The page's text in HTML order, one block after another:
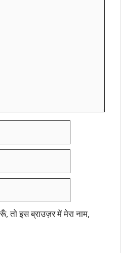
तो इस ब्राउज़र में मेरा नाम,